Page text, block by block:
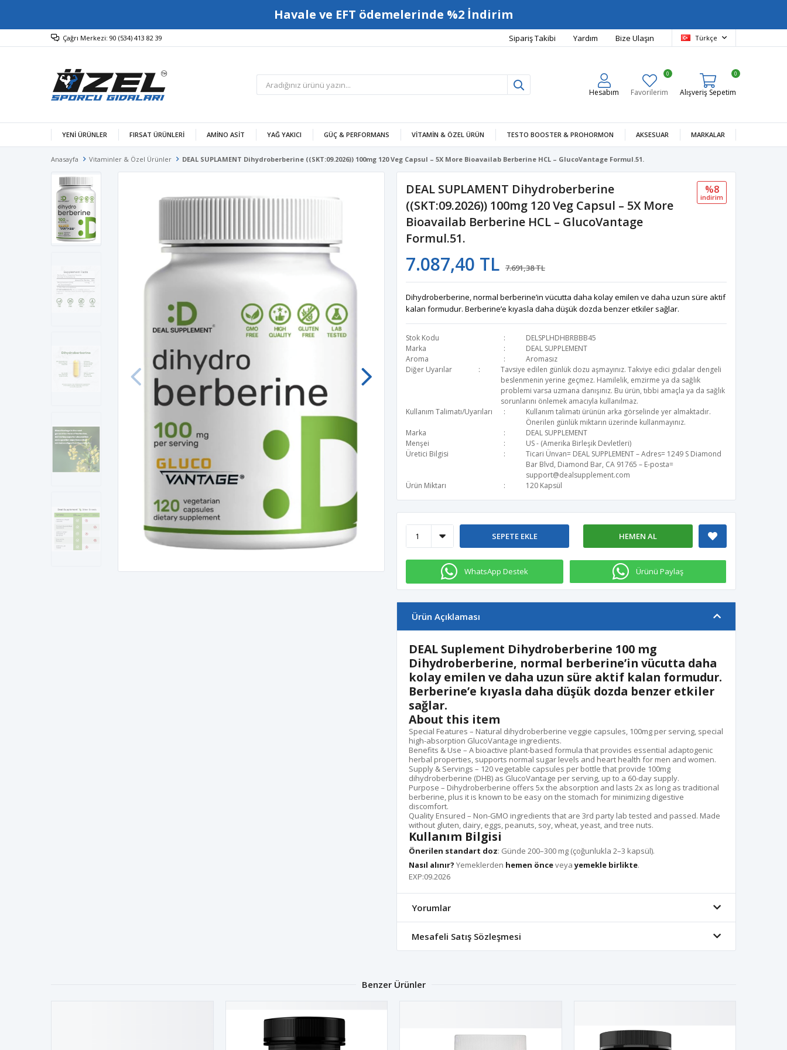
Havale ve EFT ödemelerinde %2 İndirim
Çağrı Merkezi: 90 (534) 413 82 39 Sipariş Takibi Yardım Bize Ulaşın Türkçe
Hesabım Favorilerim
0
Alışveriş Sepetim
0
YENİ ÜRÜNLER FIRSAT ÜRÜNLERİ AMINO ASIT YAĞ YAKICI GÜÇ & PERFORMANS VITAMIN & ÖZEL ÜRÜN TESTO BOOSTER & PROHORMON AKSESUAR MARKALAR
Anasayfa Vitaminler & Özel Ürünler DEAL SUPLAMENT Dihydroberberine ((SKT:09.2026)) 100mg 120 Veg Capsul – 5X More Bioavailab Berberine HCL – GlucoVantage Formul.51.
DEAL SUPLAMENT Dihydroberberine
((SKT:09.2026)) 100mg 120 Veg Capsul – 5X More
Bioavailab Berberine HCL – GlucoVantage
Formul.51.
7.087,40 TL 7.691,38 TL
%8
i̇ndi̇ri̇m
Dihydroberberine, normal berberine’in vücutta daha kolay emilen ve daha uzun süre aktif
kalan formudur. Berberine’e kıyasla daha düşük dozda benzer etkiler sağlar.
Stok Kodu
DELSPLHDHBRBBB45
Marka
DEAL SUPPLEMENT
Aroma
Aromasız
Diğer Uyarılar
Tavsiye edilen günlük dozu aşmayınız. Takviye edici gıdalar dengeli
beslenmenin yerine geçmez. Hamilelik, emzirme ya da sağlık
problemi varsa uzmana danışınız. Bu ürün, tıbbi amaçla ya da sağlık
sorunlarını önlemek amacıyla kullanılmaz.
Kullanım Talimatı/Uyarıları
Kullanım talimatı ürünün arka görselinde yer almaktadır.
Önerilen günlük miktarın üzerinde kullanmayınız.
Marka
DEAL SUPPLEMENT
Menşei
US - (Amerika Birleşik Devletleri)
Üretici Bilgisi
Ticari Ünvan= DEAL SUPPLEMENT – Adres= 1249 S Diamond
Bar Blvd, Diamond Bar, CA 91765 – E-posta=
support@dealsupplement.com
Ürün Miktarı
120 Kapsül
HEMEN AL
SEPETE EKLE
WhatsApp Destek Ürünü Paylaş
Ürün Açıklaması
DEAL Suplement Dihydroberberine 100 mg
Dihydroberberine, normal berberine’in vücutta daha
kolay emilen ve daha uzun süre aktif kalan formudur.
Berberine’e kıyasla daha düşük dozda benzer etkiler
sağlar.
About this item
Special Features – Natural dihydroberberine veggie capsules, 100mg per serving, special
high-absorption GlucoVantage ingredients.
Benefits & Use – A bioactive plant-based formula that provides essential adaptogenic
herbal properties, supports normal sugar levels and heart health for men and women.
Supply & Servings – 120 vegetable capsules per bottle that provide 100mg
dihydroberberine (DHB) as GlucoVantage per serving, up to a 60-day supply.
Purpose – Dihydroberberine offers 5x the absorption and lasts 2x as long as traditional
berberine, plus it is known to be easy on the stomach for minimizing digestive
discomfort.
Quality Ensured – Non-GMO ingredients that are 3rd party lab tested and passed. Made
without gluten, dairy, eggs, peanuts, soy, wheat, yeast, and tree nuts.
Kullanım Bilgisi
Önerilen standart doz: Günde 200–300 mg (çoğunlukla 2–3 kapsül).
Nasıl alınır? Yemeklerden hemen önceveyayemekle birlikte.
EXP:09.2026
Yorumlar
Mesafeli Satış Sözleşmesi
Benzer Ürünler